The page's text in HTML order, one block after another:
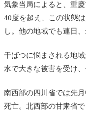
気象当局によると、重
40度を超え、この状態
し。他の地域でも連日
干ばつに悩まされる地
水で大きな被害を受け
南西部の四川省では先
死亡。北西部の甘粛省